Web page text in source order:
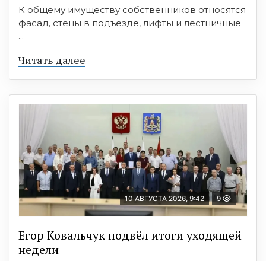
К общему имуществу собственников относятся
фасад, стены в подъезде, лифты и лестничные
...
Читать далее
10 АВГУСТА 2026, 9:42 9
Егор Ковальчук подвёл итоги уходящей
недели